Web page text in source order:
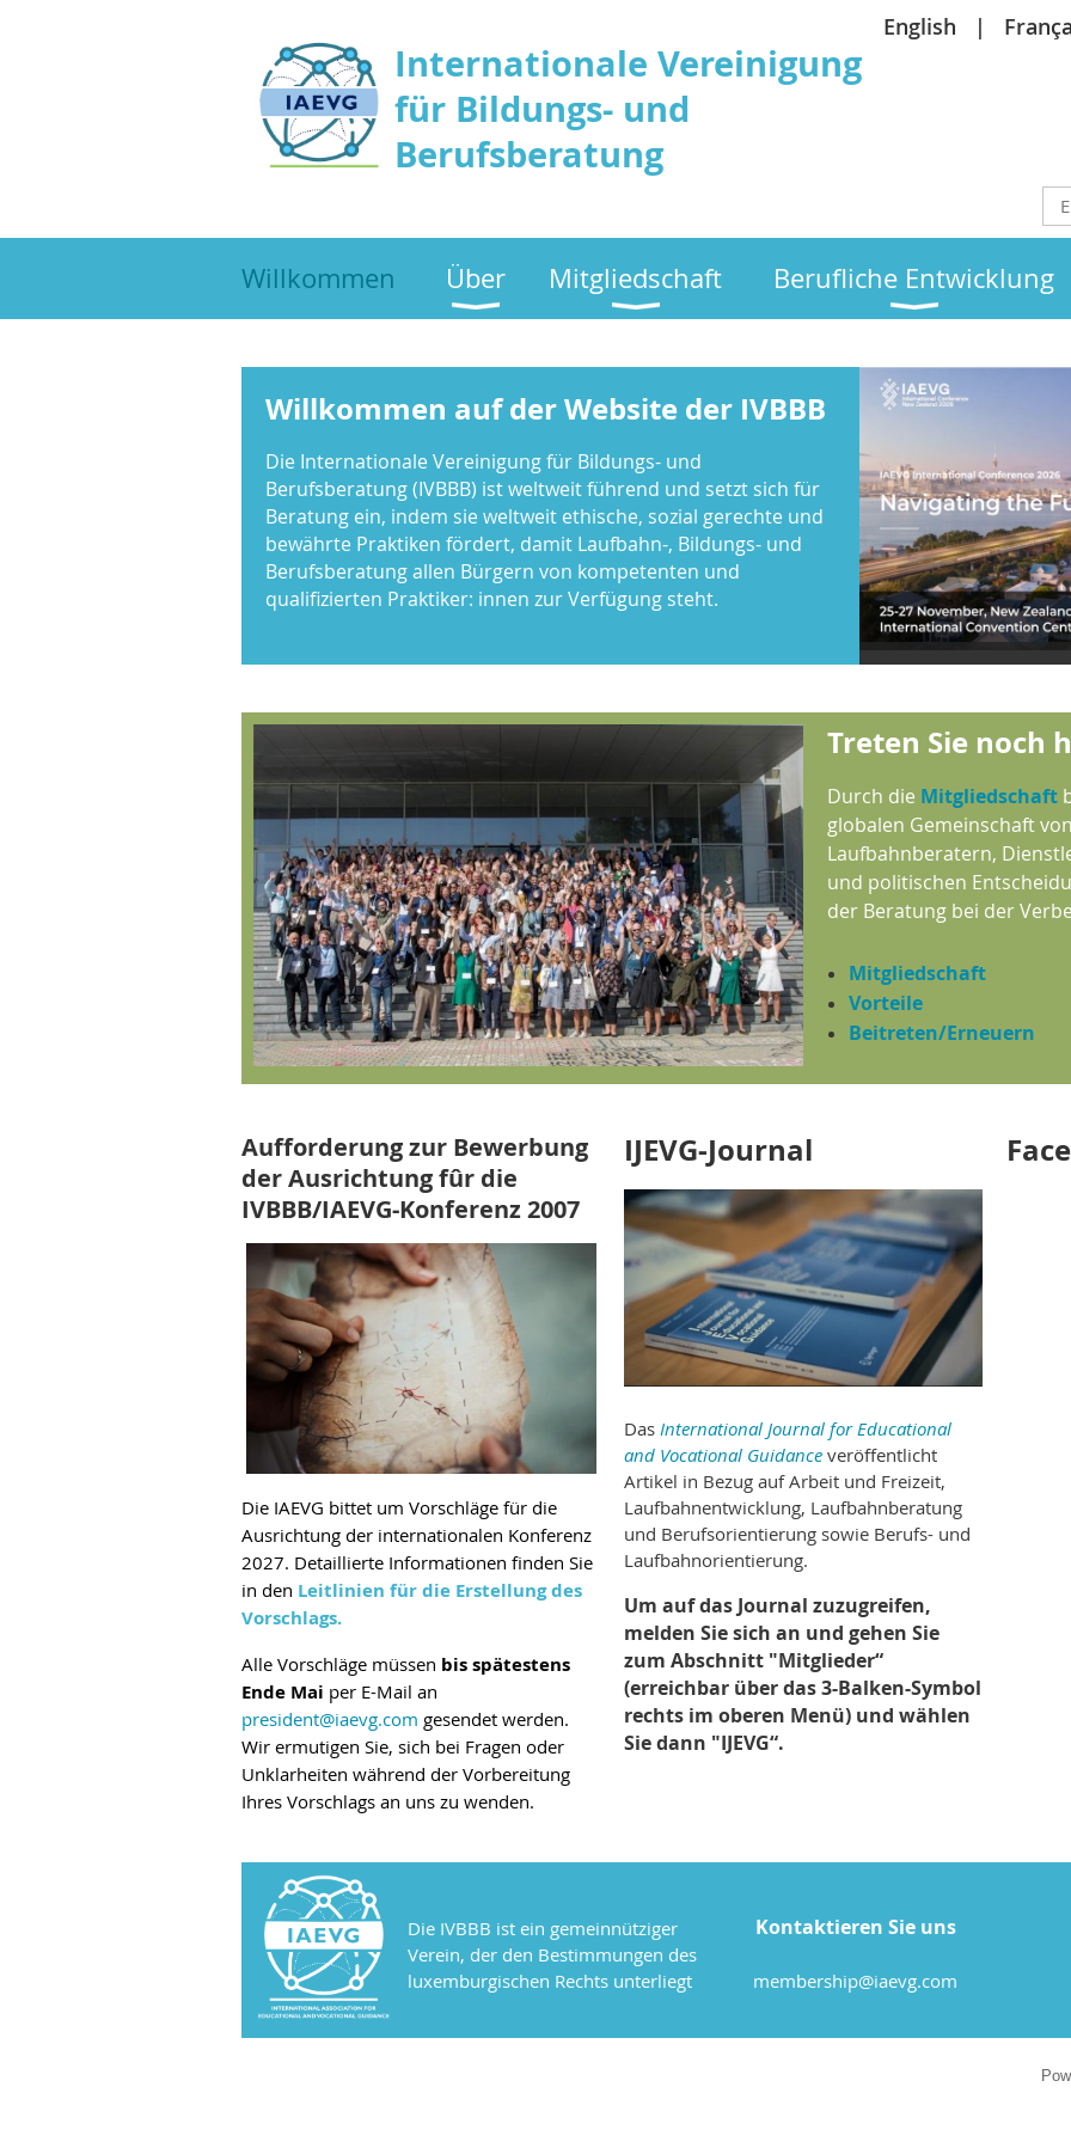
Internationale Vereinigung
für Bildungs- und
Berufsberatung
English
Willkommen Über Mitgliedschaft Berufliche Entwicklung
Willkommen auf der Website der IVBBB
Die Internationale Vereinigung für Bildungs- und
Berufsberatung (IVBBB) ist weltweit führend und setzt sich für
Beratung ein, indem sie weltweit ethische, sozial gerechte und
bewährte Praktiken fördert, damit Laufbahn-, Bildungs- und
Berufsberatung allen Bürgern von kompetenten und
qualifizierten Praktiker: innen zur Verfügung steht.
Treten Sie noch
Durch die Mitgliedschaft
globalen Gemeinschaft
Laufbahnberatern,
und politischen
der Beratung bei der
Mitgliedschaft
Vorteile
Beitreten/Erneuern
Aufforderung zur Bewerbung
der Ausrichtung fûr die
IVBBB/IAEVG-Konferenz 2007
Die IAEVG bittet um Vorschläge für die
Ausrichtung der internationalen Konferenz
2027. Detaillierte Informationen finden Sie
in den Leitlinien für die Erstellung des
Vorschlags.
Alle Vorschläge müssen bis spätestens
Ende Mai per E-Mail an
president@iaevg.com gesendet werden.
Wir ermutigen Sie, sich bei Fragen oder
Unklarheiten während der Vorbereitung
Ihres Vorschlags an uns zu wenden.
IJEVG-Journal
Das International Journal for Educational
and Vocational Guidance veröffentlicht
Artikel in Bezug auf Arbeit und Freizeit,
Laufbahnentwicklung, Laufbahnberatung
und Berufsorientierung sowie Berufs- und
Laufbahnorientierung.
Um auf das Journal zuzugreifen,
melden Sie sich an und gehen Sie
zum Abschnitt "Mitglieder“
(erreichbar über das 3-Balken-Symbol
rechts im oberen Menü) und wählen
Sie dann "IJEVG“.
Die IVBBB ist ein gemeinnütziger
Verein, der den Bestimmungen des
luxemburgischen Rechts unterliegt
Kontaktieren Sie uns
membership@iaevg.com